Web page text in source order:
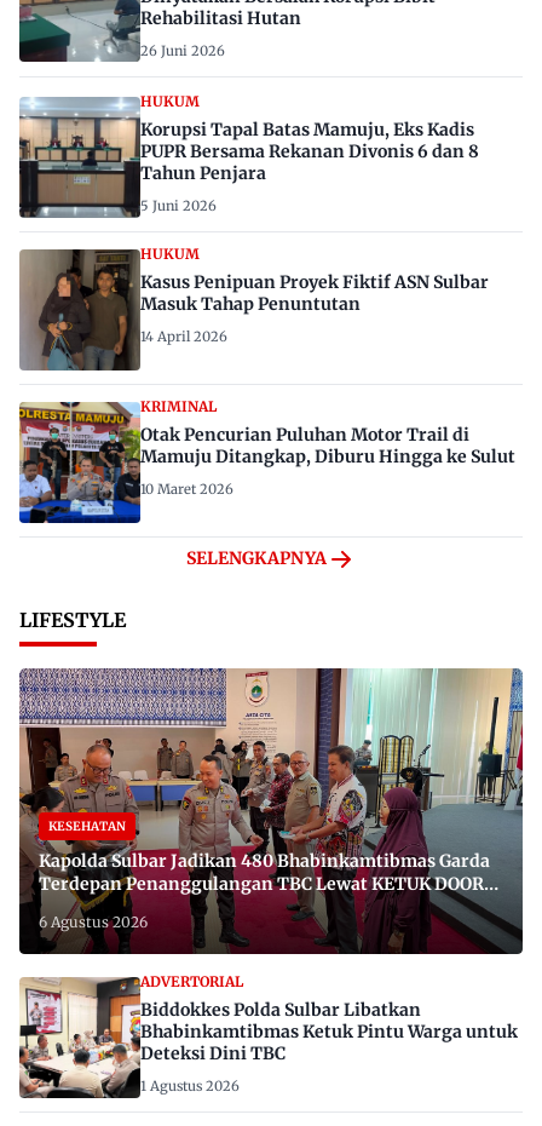
Rehabilitasi Hutan
26 Juni 2026
HUKUM
Korupsi Tapal Batas Mamuju, Eks Kadis
PUPR Bersama Rekanan Divonis 6 dan 8
Tahun Penjara
5 Juni 2026
HUKUM
Kasus Penipuan Proyek Fiktif ASN Sulbar
Masuk Tahap Penuntutan
14 April 2026
KRIMINAL
Otak Pencurian Puluhan Motor Trail di
Mamuju Ditangkap, Diburu Hingga ke Sulut
10 Maret 2026
SELENGKAPNYA
LIFESTYLE
KESEHATAN
Kapolda Sulbar Jadikan 480 Bhabinkamtibmas Garda
Terdepan Penanggulangan TBC Lewat KETUK DOORS
di 650 Desa
6 Agustus 2026
ADVERTORIAL
Biddokkes Polda Sulbar Libatkan
Bhabinkamtibmas Ketuk Pintu Warga untuk
Deteksi Dini TBC
1 Agustus 2026